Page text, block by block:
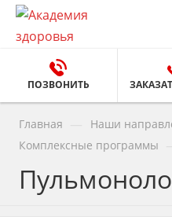
ПОЗВОНИТЬ
Главная Наши
Комплексные программы